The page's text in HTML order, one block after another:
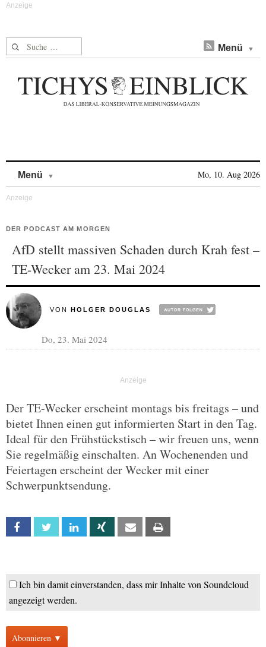
Suche nach: Menü
Menü Mo, 10. Aug 2026
DER PODCAST AM MORGEN
AfD stellt massiven Schaden durch Krah fest –
TE-Wecker am 23. Mai 2024
VON HOLGER DOUGLAS
Do, 23. Mai 2024
Der TE-Wecker erscheint montags bis freitags – und
bietet Ihnen einen gut informierten Start in den Tag.
Ideal für den Frühstückstisch – wir freuen uns, wenn
Sie regelmäßig einschalten. An Wochenenden und
Feiertagen erscheint der Wecker mit einer
Schwerpunktsendung.
Facebook Twitter Linkedin Xing Email
Ich bin damit einverstanden, dass mir Inhalte von Soundcloud
angezeigt werden.
Abonnieren ▼